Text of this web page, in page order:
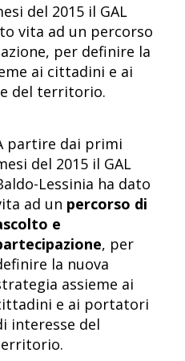
del 2015 il GAL
vita ad un percorso
per definire la
ai cittadini e ai
del territorio.
partire dai primi
del 2015 il GAL
Lessinia ha dato
ad un percorso di
e
, per
la nuova
assieme ai
e ai portatori
interesse del